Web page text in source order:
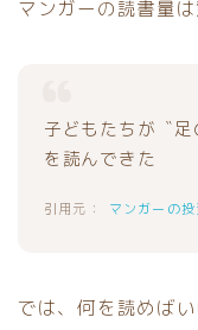
マンガーの読書量は
子どもたちが〝
を読んできた
マンガーの
では、何を読めばい